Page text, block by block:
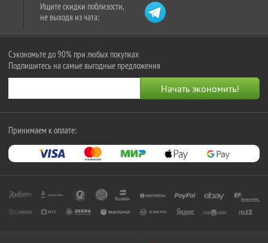
Ищите скидки поблизости,
не выходя из чата:
Сэкономьте до 90% при любых покупках
Подпишитесь на самые выгодные предложения
Принимаем к оплате: